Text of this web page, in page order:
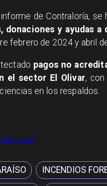
de Contraloría, se
donaciones y ayudas a
febrero de 2024 y abril
pagos no
el sector El Olivar,
en los respaldos.
INCENDIOS